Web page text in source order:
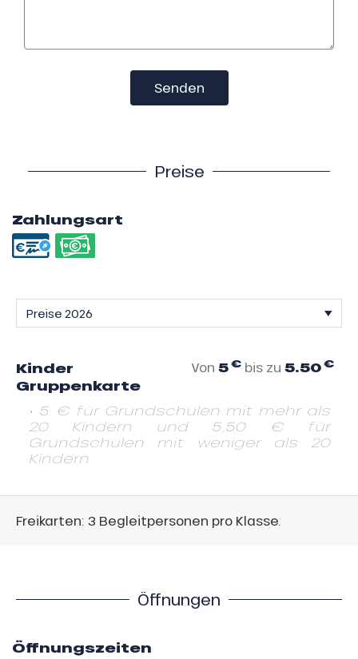
Senden
Preise
Zahlungsart
Kinder
Gruppenkarte
Von 5€ bis zu 5.50€
• 5 € für Grundschulen mit mehr als
20 Kindern und 5,50 € für
Grundschulen mit weniger als 20
Kindern.
Freikarten: 3 Begleitpersonen pro Klasse.
Öffnungen
Öffnungszeiten